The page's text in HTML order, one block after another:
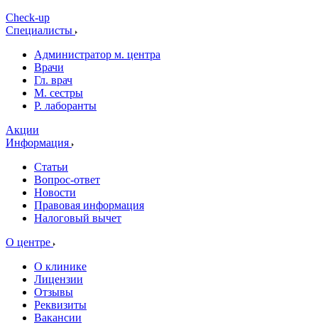
Cheсk-up
Специалисты
Администратор м. центра
Врачи
Гл. врач
М. сестры
Р. лаборанты
Акции
Информация
Статьи
Вопрос-ответ
Новости
Правовая информация
Налоговый вычет
О центре
О клинике
Лицензии
Отзывы
Реквизиты
Вакансии